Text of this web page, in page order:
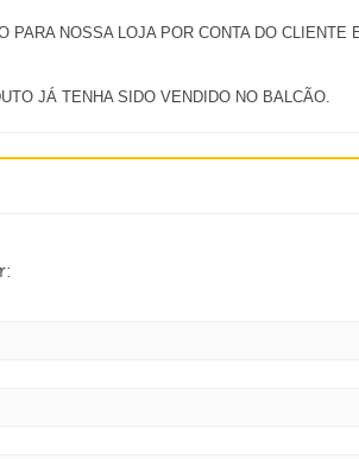
NOSSA LOJA POR CONTA DO